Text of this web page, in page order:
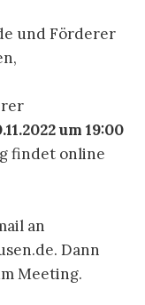
und Förderer
um 19:00
findet online
an
Dann
Meeting.